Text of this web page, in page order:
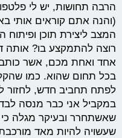
הרבה תחושות, יש לי
(והנה אתם קוראים אותי
המצב ליצירת תוכן
רוצה להתמקצע בו? אותה
אחד ואחת מכם, אשר
בכל תחום שהוא. כמו
לפתח תחביב חדש, לחזור
במקביל אני כבר מנסה
שאשתחרר ובעיקר מגלה
שעשויה להיות מאד